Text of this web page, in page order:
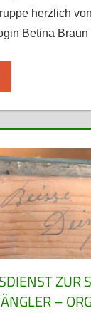
herzlich
Betina Braun
ZUR
–